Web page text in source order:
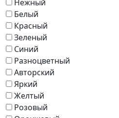
Нежный
Белый
Красный
Зеленый
Синий
Разноцветный
Авторский
Яркий
Желтый
Розовый